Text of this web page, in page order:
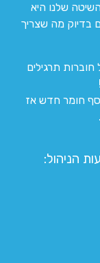
שלנו היא
בדיוק מה שצריך
תרגילים
חומר חדש אז
הניהול: